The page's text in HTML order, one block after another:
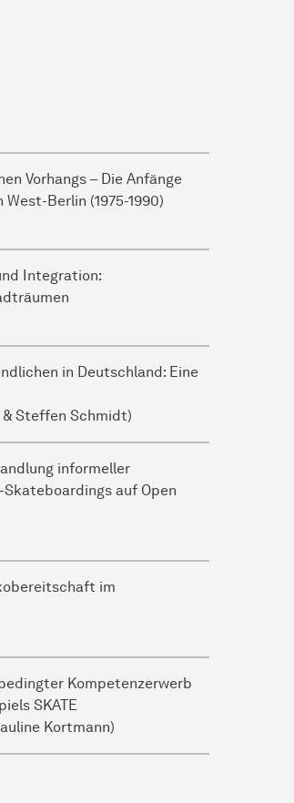
Vorhangs – Die Anfänge
Berlin (1975-1990)
Integration:
in Deutschland: Eine
& Steffen Schmidt)
informeller
Skateboardings auf Open
im
Kompetenzerwerb
SKATE
Kortmann)